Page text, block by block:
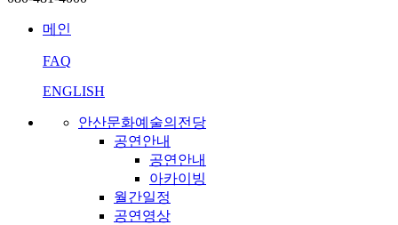
메인
FAQ
ENGLISH
안산문화예술의전당
공연안내
공연안내
아카이빙
월간일정
공연영상